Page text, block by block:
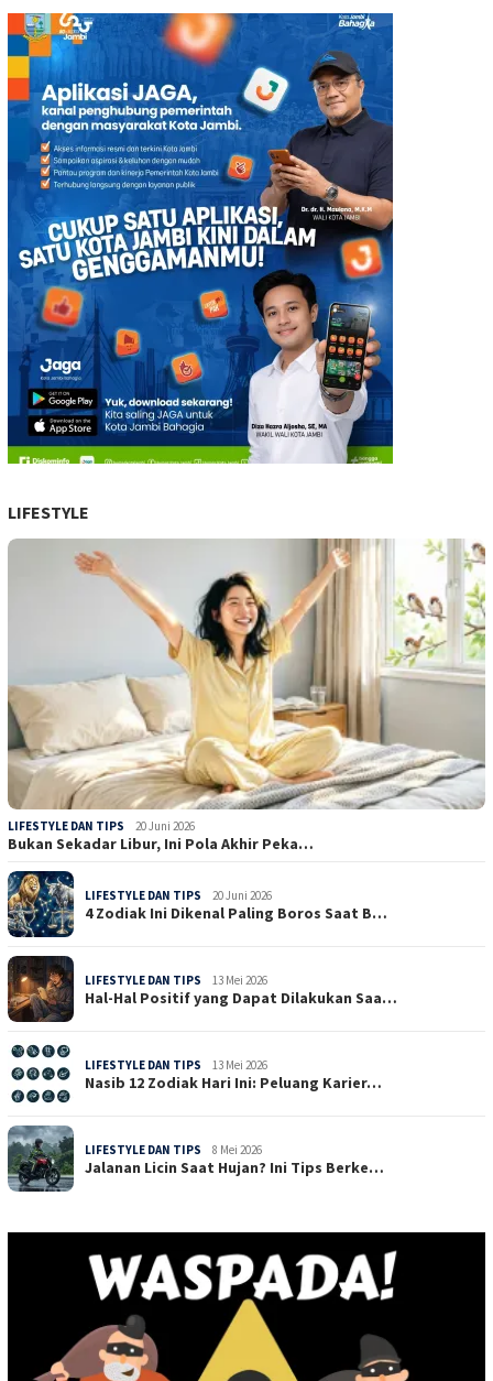
LIFESTYLE
LIFESTYLE DAN TIPS 20 Juni 2026
Bukan Sekadar Libur, Ini Pola Akhir Peka…
LIFESTYLE DAN TIPS 20 Juni 2026
4 Zodiak Ini Dikenal Paling Boros Saat B…
LIFESTYLE DAN TIPS 13 Mei 2026
Hal-Hal Positif yang Dapat Dilakukan Saa…
LIFESTYLE DAN TIPS 13 Mei 2026
Nasib 12 Zodiak Hari Ini: Peluang Karier…
LIFESTYLE DAN TIPS 8 Mei 2026
Jalanan Licin Saat Hujan? Ini Tips Berke…